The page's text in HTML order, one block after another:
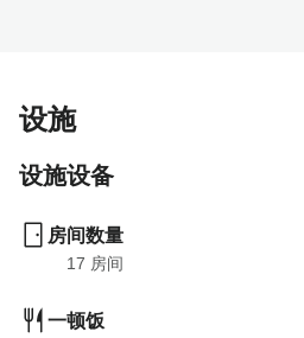
设施
设施设备
房间数量
17 房间
一顿饭